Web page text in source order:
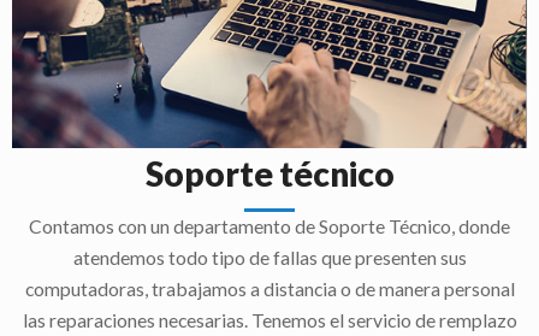
Soporte técnico
Contamos con un departamento de Soporte Técnico, donde
atendemos todo tipo de fallas que presenten sus
computadoras, trabajamos a distancia o de manera personal
las reparaciones necesarias. Tenemos el servicio de remplazo